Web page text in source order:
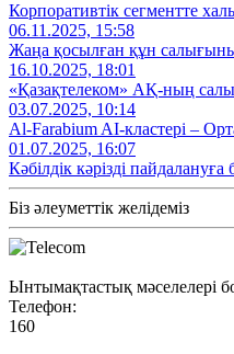
Корпоративтік сегментте
06.11.2025, 15:58
Жаңа қосылған құн
16.10.2025, 18:01
«Қазақтелеком» АҚ-ның
03.07.2025, 10:14
Al‑Farabium AI‑кластері –
01.07.2025, 16:07
Кәбілдік кәрізді
Біз әлеуметтік желідеміз
Ынтымақтастық мәселелері
Телефон:
160